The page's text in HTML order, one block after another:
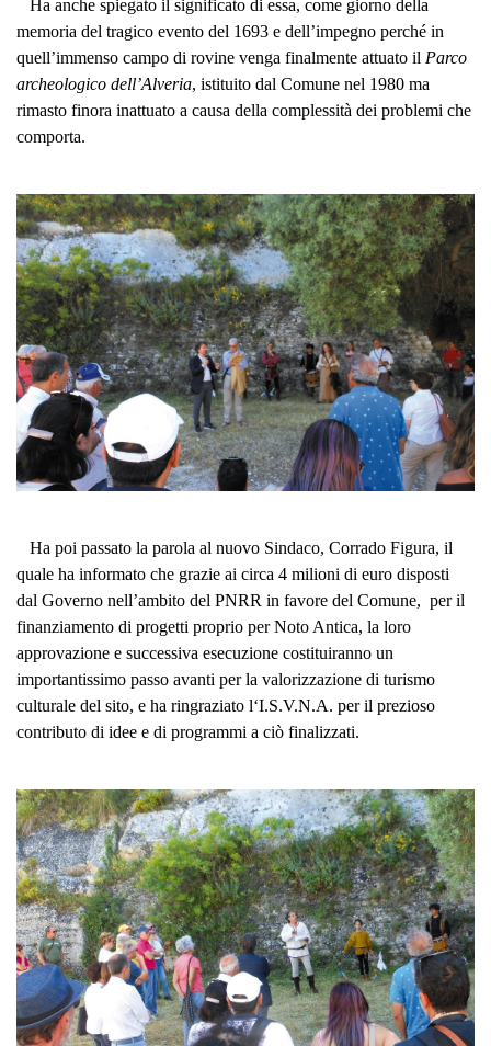
Ha anche spiegato il significato di essa, come giorno della
memoria del tragico evento del 1693 e dell’impegno perché in
quell’immenso campo di rovine venga finalmente attuato il Parco
archeologico dell’Alveria, istituito dal Comune nel 1980 ma
rimasto finora inattuato a causa della complessità dei problemi che
comporta.
Ha poi passato la parola al nuovo Sindaco, Corrado Figura, il
quale ha informato che grazie ai circa 4 milioni di euro disposti
dal Governo nell’ambito del PNRR in favore del Comune, per il
finanziamento di progetti proprio per Noto Antica, la loro
approvazione e successiva esecuzione costituiranno un
importantissimo passo avanti per la valorizzazione di turismo
culturale del sito, e ha ringraziato l‘I.S.V.N.A. per il prezioso
contributo di idee e di programmi a ciò finalizzati.